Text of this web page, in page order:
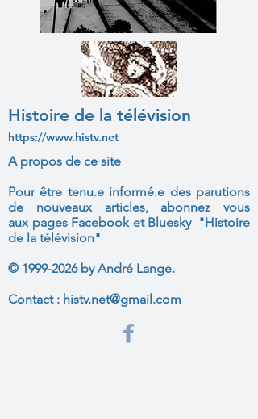
Histoire de la télévision
https://www.histv.net
A propos de ce site
Pour être tenu.e informé.e des parutions
de nouveaux articles, abonnez vous
aux pages Facebook et Bluesky "Histoire
de la télévision"
© 1999-2026by André Lange.
Contact : histv.net@gmail.com